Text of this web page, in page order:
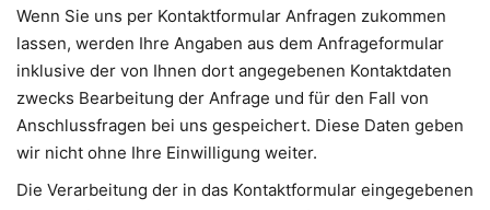
Wenn Sie uns per Kontaktformular Anfragen zukommen
lassen, werden Ihre Angaben aus dem Anfrageformular
inklusive der von Ihnen dort angegebenen Kontaktdaten
zwecks Bearbeitung der Anfrage und für den Fall von
Anschlussfragen bei uns gespeichert. Diese Daten geben
wir nicht ohne Ihre Einwilligung weiter.
Die Verarbeitung der in das Kontaktformular eingegebenen